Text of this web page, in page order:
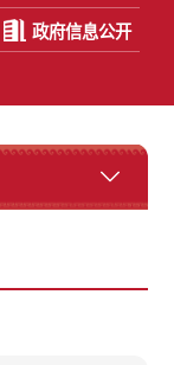
政府信息公开